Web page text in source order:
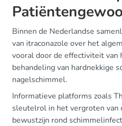
Binnen de Nederlandse
van itraconazole over het
vooral door de effectiviteit van
behandeling van hardnekkige
nagelschimmel.
Informatieve platforms zoals
sleutelrol in het vergroten van
bewustzijn rond